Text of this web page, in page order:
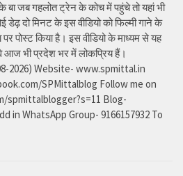
जब गहलोत ट्रेन के कोच में पहुंचे तो यहां भी
डेढ़ दो मिनट के इस वीडियो को फिल्मी गाने के
पोस्ट किया है। इस वीडियो के माध्यम से यह
आज भी प्रदेश भर में लोकप्रिय हैं।
2026) Website- www.spmittal.in
SPMittalblog Follow me on
Blog-
in WhatsApp Group- 9166157932 To